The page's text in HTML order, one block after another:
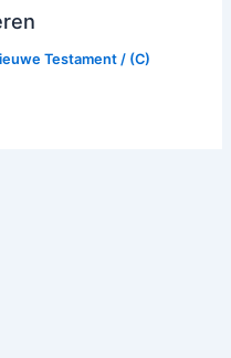
Testament / (C)